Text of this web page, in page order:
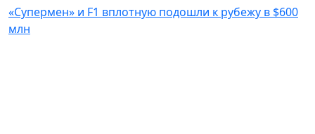
«Супермен» и F1 вплотную подошли к рубежу в $600
млн